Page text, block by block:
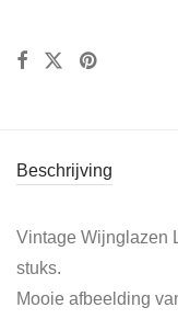
Beschrijving
Vintage Wijnglazen
stuks.
Mooie afbeelding